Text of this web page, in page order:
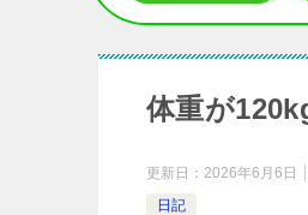
体重が
更新日： 2026年6月6日
日記